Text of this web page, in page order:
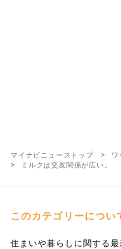
マイナビニューストップ ワ
ミルクは交友関係が広い。
このカテゴリーについ
住まいや暮らしに関する